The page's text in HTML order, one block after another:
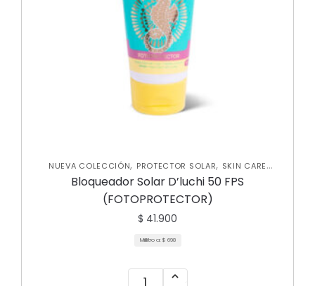
NUEVA COLECCIÓN, PROTECTOR SOLAR, SKIN CARE
CORPORAL, SKIN CARE FACIAL
Bloqueador Solar D’luchi 50 FPS
(FOTOPROTECTOR)
$ 41.900
Mililitro a: $ 698